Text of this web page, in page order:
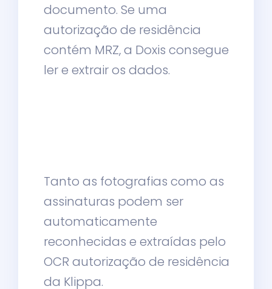
documento. Se uma
autorização de residência
contém MRZ, a Doxis consegue
ler e extrair os dados.
Tanto as fotografias como as
assinaturas podem ser
automaticamente
reconhecidas e extraídas pelo
OCR autorização de residência
da Klippa.